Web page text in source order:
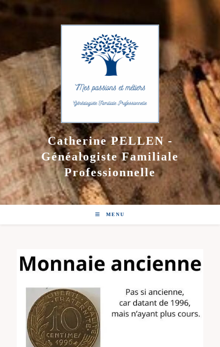
to
Catherine PELLEN -
Généalogiste Familiale
Professionnelle
MENU